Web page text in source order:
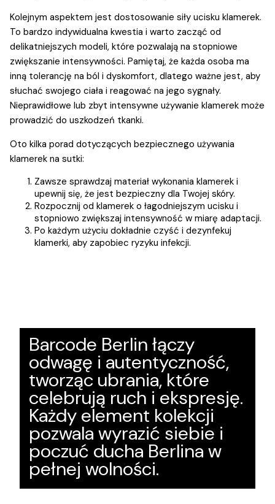
Kolejnym aspektem jest dostosowanie siły ucisku klamerek.
To bardzo indywidualna kwestia i warto zacząć od
delikatniejszych modeli, które pozwalają na stopniowe
zwiększanie intensywności. Pamiętaj, że każda osoba ma
inną tolerancję na ból i dyskomfort, dlatego ważne jest, aby
słuchać swojego ciała i reagować na jego sygnały.
Nieprawidłowe lub zbyt intensywne używanie klamerek może
prowadzić do uszkodzeń tkanki.
Oto kilka porad dotyczących bezpiecznego używania
klamerek na sutki:
Zawsze sprawdzaj materiał wykonania klamerek i
upewnij się, że jest bezpieczny dla Twojej skóry.
Rozpocznij od klamerek o łagodniejszym ucisku i
stopniowo zwiększaj intensywność w miarę adaptacji.
Po każdym użyciu dokładnie czyść i dezynfekuj
klamerki, aby zapobiec ryzyku infekcji.
Barcode Berlin łączy
odwagę i autentyczność,
tworząc ubrania, które
celebrują ruch i ekspresję.
Każdy element kolekcji
pozwala wyrazić siebie i
poczuć ducha Berlina w
pełnej wolności.